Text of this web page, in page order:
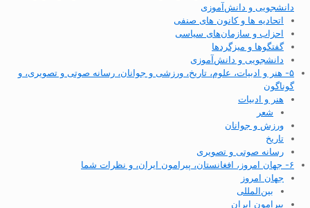
دانشجویی و دانش‌آموزی
اتحادیه ها و کانون های صنفی
احزاب و سازمان‌های سیاسی
گفتگوها و میزگردها
دانشجویی و دانش‌آموزی
۵- هنر و ادبیات، علوم، تاریخ، ورزشی و جوانان، رسانه صوتی و تصویری، و
گوناگون
هنر و ادبیات
شعر
ورزش و جوانان
تاریخ
رسانه صوتی و تصویری
۶- جهان امروز، افغانستان، پیرامون ایران، و نظرات شما
جهان امروز
بین‌المللی
پیرامون ایران